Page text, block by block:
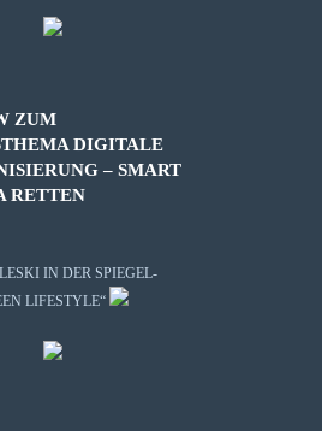
ZUM
DIGITALE
– SMART
RETTEN
IN DER SPIEGEL-
LIFESTYLE“